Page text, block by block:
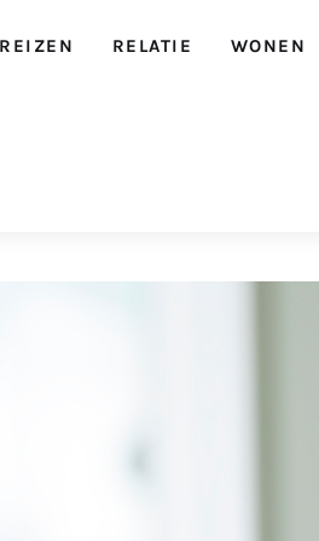
REIZEN RELATIE WONEN